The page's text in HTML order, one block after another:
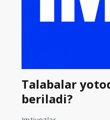
Talabalar
beriladi?